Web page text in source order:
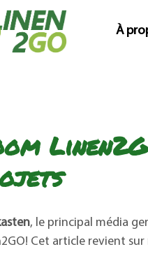
À
, le principal média
Cet article revient